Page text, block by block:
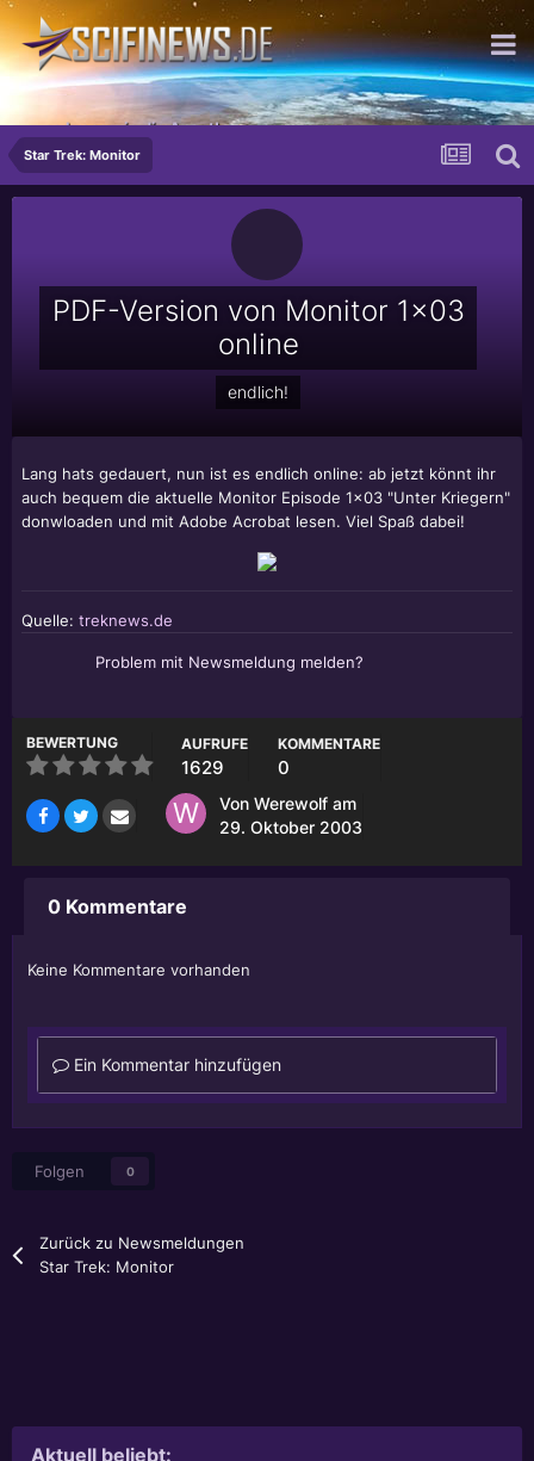
...so krass wie die Angst!
Star Trek: Monitor
PDF-Version von Monitor 1x03
online
endlich!
Lang hats gedauert, nun ist es endlich online: ab jetzt könnt ihr
auch bequem die aktuelle Monitor Episode 1x03 "Unter Kriegern"
donwloaden und mit Adobe Acrobat lesen. Viel Spaß dabei!
Quelle: treknews.de
Problem mit Newsmeldung melden?
BEWERTUNG AUFRUFE
1629
KOMMENTARE
0
Von Werewolf am
29. Oktober 2003
0 Kommentare
Keine Kommentare vorhanden
Ein Kommentar hinzufügen
Folgen 0
Zurück zu Newsmeldungen
Star Trek: Monitor
Aktuell beliebt: